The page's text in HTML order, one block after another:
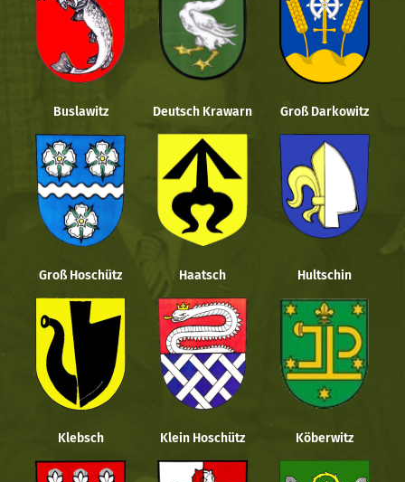
Buslawitz Deutsch Krawarn Groß Darkowitz
Groß Hoschütz Haatsch Hultschin
Klebsch Klein Hoschütz Köberwitz